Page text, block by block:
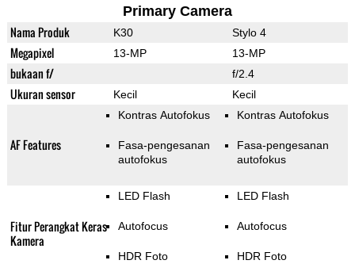
Primary Camera
Nama Produk K30 Stylo 4
Megapixel 13-MP 13-MP
bukaan f/ f/2.4
Ukuran sensor Kecil Kecil
AF Features
Kontras Autofokus
Fasa-pengesanan
autofokus
Kontras Autofokus
Fasa-pengesanan
autofokus
Fitur Perangkat Keras
Kamera
LED Flash
Autofocus
HDR Foto
LED Flash
Autofocus
HDR Foto